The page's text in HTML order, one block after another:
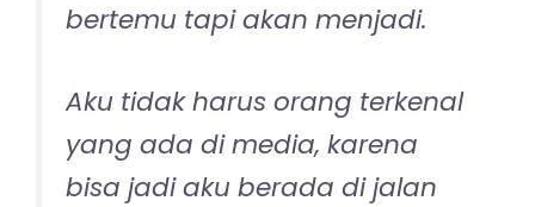
bertemu tapi akan menjadi.
Aku tidak harus orang terkenal
yang ada di media, karena
bisa jadi aku berada di jalan